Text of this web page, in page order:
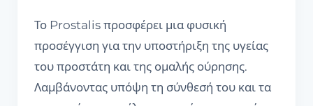
Το Prostalis προσφέρει μια φυσική
προσέγγιση για την υποστήριξη της υγείας
του προστάτη και της ομαλής ούρησης.
Λαμβάνοντας υπόψη τη σύνθεσή του και τα